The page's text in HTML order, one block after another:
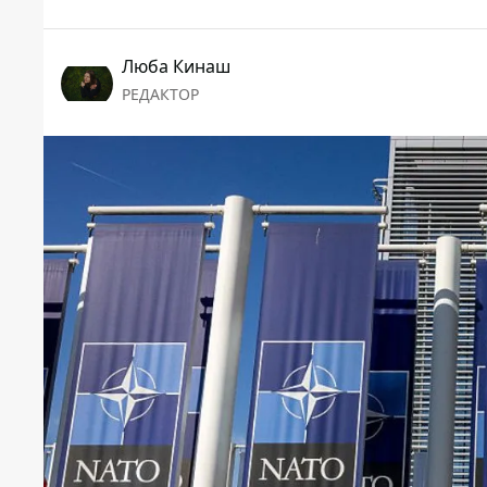
Люба Кинаш
РЕДАКТОР